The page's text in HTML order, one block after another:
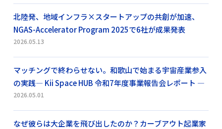
北陸発、地域インフラ×スタートアップの共創が加速、
NGAS-Accelerator Program 2025で6社が成果発表
2026.05.13
マッチングで終わらせない。和歌山で始まる宇宙産業参入
の実践― Kii Space HUB 令和7年度事業報告会レポート ―
2026.05.01
なぜ彼らは大企業を飛び出したのか？カーブアウト起業家